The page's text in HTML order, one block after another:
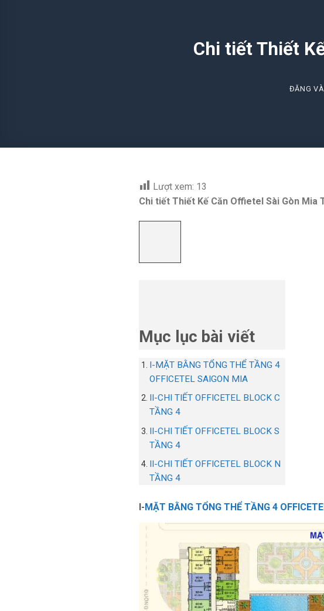
Chi tiết Thiết
ĐĂNG
Lượt xem: 13
Chi tiết Thiết Kế Căn Offietel Sài Gòn Mia
Mục lục bài viết
I-MẶT BẰNG TỔNG THỂ TẦNG 4
OFFICETEL SAIGON MIA
II-CHI TIẾT OFFICETEL BLOCK C
TẦNG 4
II-CHI TIẾT OFFICETEL BLOCK S
TẦNG 4
II-CHI TIẾT OFFICETEL BLOCK N
TẦNG 4
I-MẶT BẰNG TỔNG THỂ TẦNG 4